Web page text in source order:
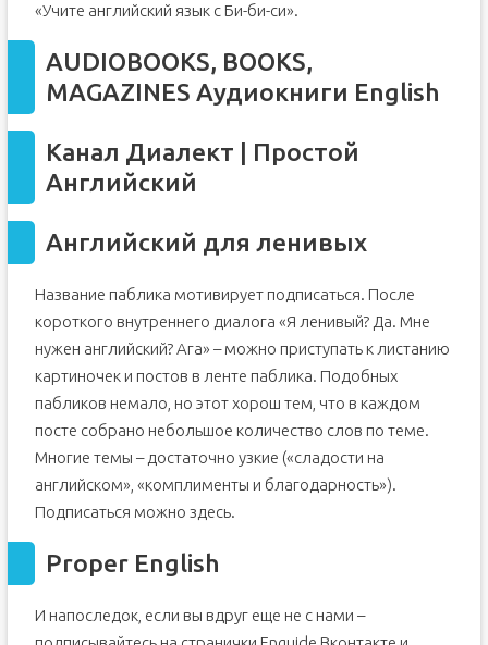
«Учите английский язык с Би-би-си».
AUDIOBOOKS, BOOKS,
MAGAZINES Аудиокниги English
Канал Диалект | Простой
Английский
Английский для ленивых
Название паблика мотивирует подписаться. После
короткого внутреннего диалога «Я ленивый? Да. Мне
нужен английский? Ага» – можно приступать к листанию
картиночек и постов в ленте паблика. Подобных
пабликов немало, но этот хорош тем, что в каждом
посте собрано небольшое количество слов по теме.
Многие темы – достаточно узкие («сладости на
английском», «комплименты и благодарность»).
Подписаться можно здесь.
Proper English
И напоследок, если вы вдруг еще не с нами –